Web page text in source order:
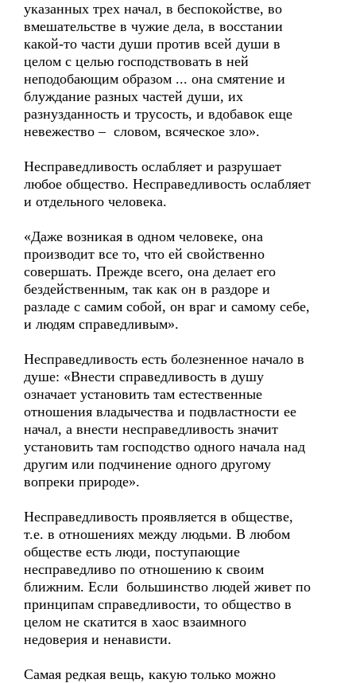
указанных трех начал, в беспокойстве, во
вмешательстве в чужие дела, в восстании
какой-то части души против всей души в
целом с целью господствовать в ней
неподобающим образом ... она смятение и
блуждание разных частей души, их
разнузданность и трусость, и вдобавок еще
невежество – словом, всяческое зло».
Несправедливость ослабляет и разрушает
любое общество. Несправедливость ослабляет
и отдельного человека.
«Даже возникая в одном человеке, она
производит все то, что ей свойственно
совершать. Прежде всего, она делает его
бездейственным, так как он в раздоре и
разладе с самим собой, он враг и самому себе,
и людям справедливым».
Несправедливость есть болезненное начало в
душе: «Внести справедливость в душу
означает установить там естественные
отношения владычества и подвластности ее
начал, а внести несправедливость значит
установить там господство одного начала над
другим или подчинение одного другому
вопреки природе».
Несправедливость проявляется в обществе,
т.е. в отношениях между людьми. В любом
обществе есть люди, поступающие
несправедливо по отношению к своим
ближним. Если большинство людей живет по
принципам справедливости, то общество в
целом не скатится в хаос взаимного
недоверия и ненависти.
Самая редкая вещь, какую только можно